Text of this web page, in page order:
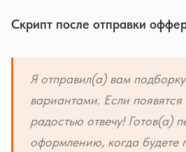
Скрипт после отправки
Я отправил(а) вам
вариантами. Если
радостью отвечу! Готов(а)
оформлению, когда будете